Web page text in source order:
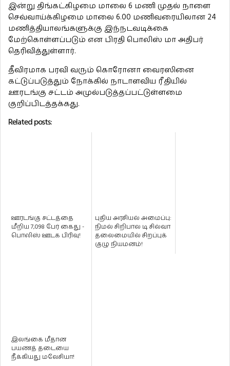
இன்று திங்கட்கிழமை மாலை 6 மணி முதல் நாளை
செவ்வாய்க்கிழமை மாலை 6.00 மணிவரையிலான 24
மணித்தியாலங்களுக்கு இந்நடவடிக்கை
மேற்கொள்ளப்படும் என பிரதி பொலிஸ் மா அதிபர்
தெரிவித்துள்ளார்.
தீவிரமாக பரவி வரும் கொரோனா வைரஸினை
கட்டுப்படுத்தும் நோக்கில் நாடாளவிய ரீதியில்
ஊரடங்கு சட்டம் அமுல்படுத்தப்பட்டுள்ளமை
குறிப்பிடத்தக்கது.
Related posts:
ஊரடங்கு சட்டத்தை
மீறிய 7,098 பேர் கைது -
பொலிஸ் ஊடக பிரிவு!
புதிய அரசியல் அமைப்பு:
நிமல் சிறிபால டி சில்வா
தலைமையில் சிறப்புக்
குழு நியமனம்!
இலங்கை மீதான
பயணத் தடையை
நீக்கியது மலேசியா!